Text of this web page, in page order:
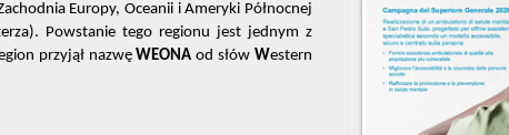
Europy, Oceanii i Ameryki Północnej
Powstanie tego regionu jest jednym z
przyjął nazwęWEONAod słów Western